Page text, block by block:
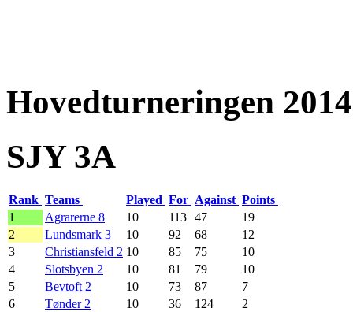
Hovedturneringen
SJY 3A
Rank Teams Played For Against Points
1
Agrarerne 8 10 113 47
19
2
Lundsmark 3 10 92 68
12
3
Christiansfeld 2 10 85 75
10
4
Slotsbyen 2 10 81 79
10
5
Bevtoft 2 10 73 87
7
6
Tønder 2 10 36 124 2